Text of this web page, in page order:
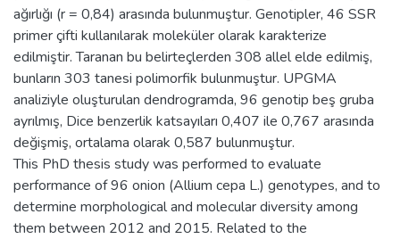
ağırlığı (r = 0,84) arasında bulunmuştur. Genotipler, 46 SSR
primer çifti kullanılarak moleküler olarak karakterize
edilmiştir. Taranan bu belirteçlerden 308 allel elde edilmiş,
bunların 303 tanesi polimorfik bulunmuştur. UPGMA
analiziyle oluşturulan dendrogramda, 96 genotip beş gruba
ayrılmış, Dice benzerlik katsayıları 0,407 ile 0,767 arasında
değişmiş, ortalama olarak 0,587 bulunmuştur.
This PhD thesis study was performed to evaluate
performance of 96 onion (Allium cepa L.) genotypes, and to
determine morphological and molecular diversity among
them between 2012 and 2015. Related to the